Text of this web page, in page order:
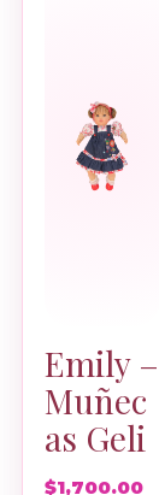
Emily –
Muñec
as Geli
$1,700.00